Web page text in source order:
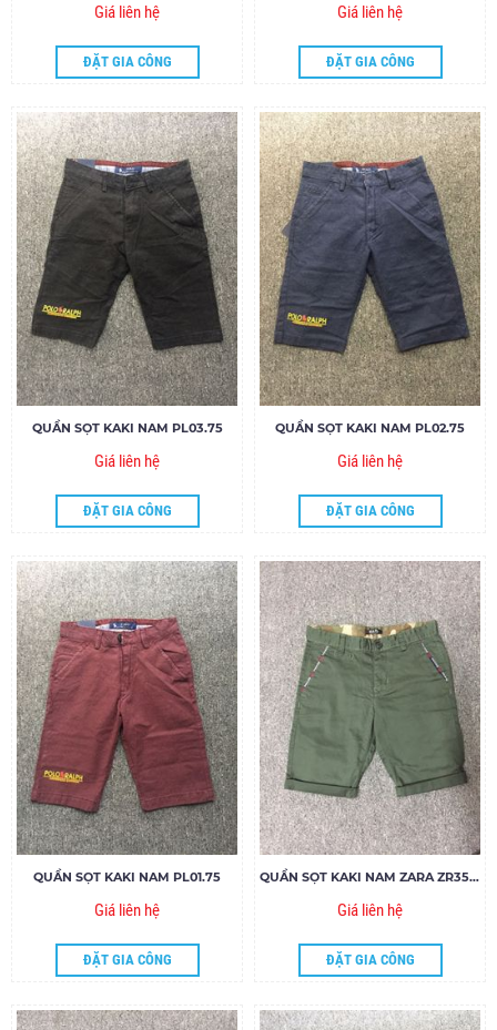
Giá liên hệ
ĐẶT GIA CÔNG
Giá liên hệ
ĐẶT GIA CÔNG
QUẦN SỌT KAKI NAM PL03.75
Giá liên hệ
ĐẶT GIA CÔNG
QUẦN SỌT KAKI NAM PL02.75
Giá liên hệ
ĐẶT GIA CÔNG
QUẦN SỌT KAKI NAM PL01.75
Giá liên hệ
ĐẶT GIA CÔNG
QUẦN SỌT KAKI NAM ZARA ZR35.85
Giá liên hệ
ĐẶT GIA CÔNG